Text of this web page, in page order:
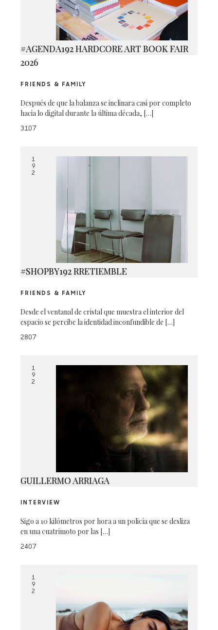
CAMO-1796
#AGENDA192 HARDCORE ART BOOK FAIR
2026
FRIENDS & FAMILY
Después de que la balanza se inclinara casi por completo
hacia lo digital durante la última década, […]
3107
1
9
2
#SHOPBY192 RRETIEMBLE
FRIENDS & FAMILY
Desde el ventanal de cristal que muestra el interior del
espacio se percibe la identidad inconfundible de […]
2807
1
9
2
GUILLERMO ARRIAGA
INTERVIEW
Sigo a 10 kilómetros por hora a un policía que se desliza
en una cuatrimoto por las […]
2407
1
9
2